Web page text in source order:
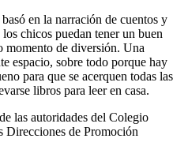
en la narración de cuentos y
chicos puedan tener un buen
momento de diversión. Una
espacio, sobre todo porque hay
para que se acerquen todas las
libros para leer en casa.
las autoridades del Colegio
Direcciones de Promoción